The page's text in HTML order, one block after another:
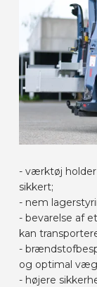
- værktøj
sikkert;
- nem
- bevarelse af
kan
-
og optimal
- højere